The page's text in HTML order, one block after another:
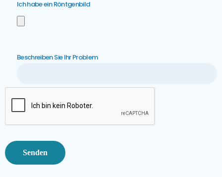
Ich habe ein Röntgenbild
Beschreiben Sie Ihr Problem